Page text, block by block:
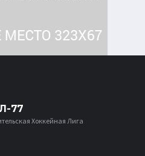
77
Хоккейная Лига